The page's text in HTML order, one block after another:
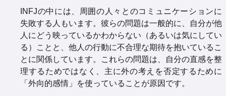
INFJの中には、周囲の人々とのコミュニケーションに
失敗する人もいます。彼らの問題は一般的に、自分が他
人にどう映っているかわからない（あるいは気にしてい
る）ことと、他人の行動に不合理な期待を抱いているこ
とに関係しています。これらの問題は、自分の直感を整
理するためではなく、主に外の考えを否定するために
「外向的感情」を使っていることが原因です。